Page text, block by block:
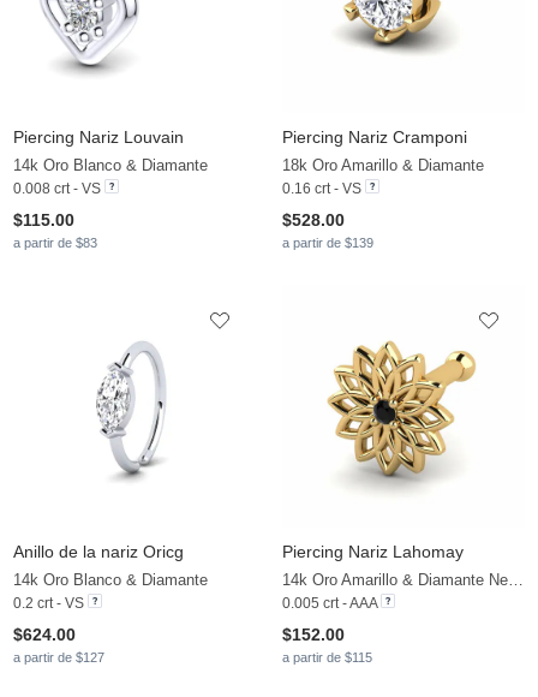
Piercing Nariz Louvain
14k Oro Blanco & Diamante
0.008 crt - VS
$115.00
a partir de $83
Piercing Nariz Cramponi
18k Oro Amarillo & Diamante
0.16 crt - VS
$528.00
a partir de $139
Anillo de la nariz Oricg
14k Oro Blanco & Diamante
0.2 crt - VS
$624.00
a partir de $127
Piercing Nariz Lahomay
14k Oro Amarillo & Diamante Negro
0.005 crt - AAA
$152.00
a partir de $115